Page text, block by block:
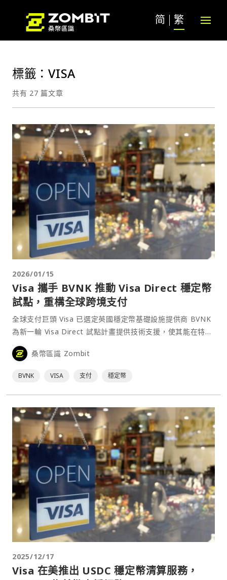
简 繁
標籤：VISA
共有 27 篇文章
2026/01/15
Visa 攜手 BVNK 推動 Visa Direct 穩定幣
試點，重構全球跨境支付
全球支付巨頭 Visa 已選定英國穩定幣基礎設施提供商 BVNK
為新一輪 Visa Direct 試點計畫提供技術支援，使其能在特定
市場透過預撥資金的方式，將跨境款項以穩定幣形式直接發送
至收款人的數位錢包。⋯
桑幣區識 Zombit
BVNK VISA 支付 穩定幣
2025/12/17
Visa 在美推出 USDC 穩定幣清算服務，